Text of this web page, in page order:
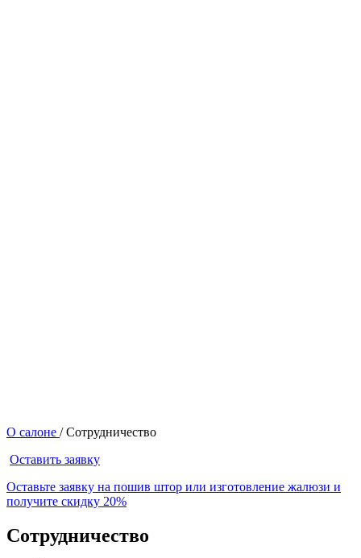
О салоне /Сотрудничество
Оставить заявку
Оставьте заявку на пошив штор или изготовление жалюзи и
получите скидку 20%
Сотрудничество